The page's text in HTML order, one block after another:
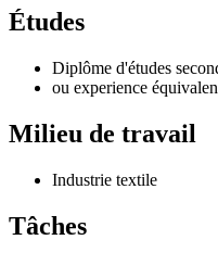
Études
Diplôme d'études
ou experience
Milieu de travail
Industrie textile
Tâches